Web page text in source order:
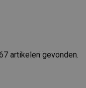
artikelen gevonden.